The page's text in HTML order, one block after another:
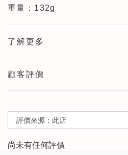
重量：132g
了解更多
顧客評價
尚未有任何評價